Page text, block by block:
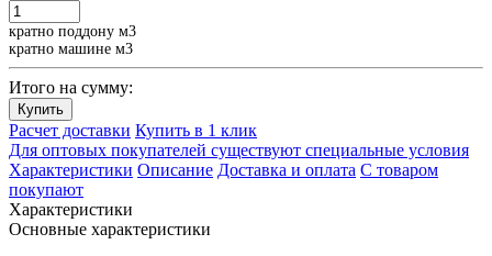
кратно поддону м3
кратно машине м3
Итого на сумму:
Купить
Расчет доставки Купить в 1 клик
Для оптовых покупателей существуют специальные условия
Характеристики Описание Доставка и оплата С товаром
покупают
Характеристики
Основные характеристики